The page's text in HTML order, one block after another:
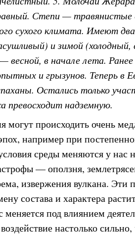
Степи — травянистые
сухого климата. Имеют
и зимой
весной, в начале лета.
и грызунов. Теперь в
Остались только
превосходит надземную.
могут происходить очень
например при
среды меняются у нас
— оползня,
извержения вулкана.
состава и характера
меняется под влиянием
настолько